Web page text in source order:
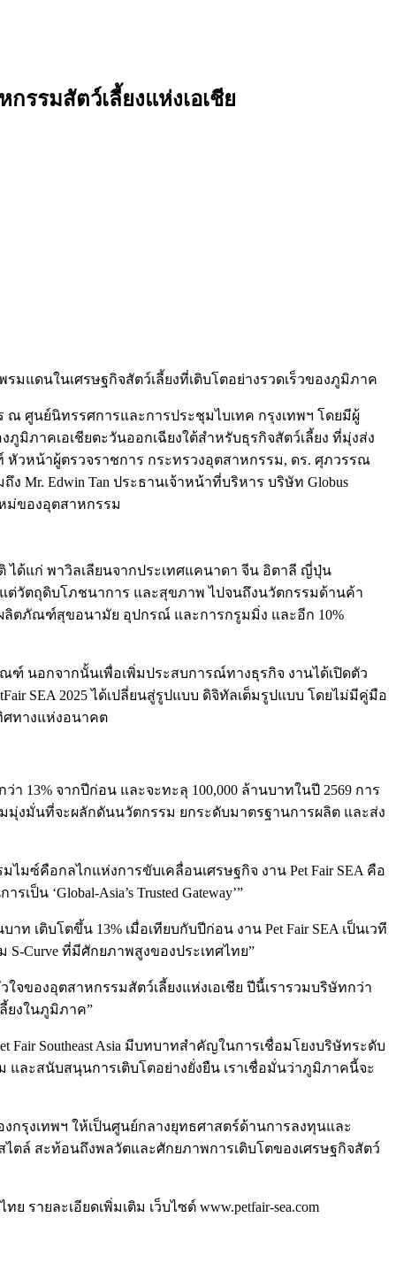
กรรมสัตว์เลี้ยงแห่งเอเชีย
แดนในเศรษฐกิจสัตว์เลี้ยงที่เติบโตอย่างรวดเร็วของภูมิภาค
าร ณ ศูนย์นิทรรศการและการประชุมไบเทค กรุงเทพฯ โดยมีผู้
มิภาคเอเชียตะวันออกเฉียงใต้สำหรับธุรกิจสัตว์เลี้ยง ที่มุ่งส่ง
หัวหน้าผู้ตรวจราชการ กระทรวงอุตสาหกรรม, ดร. ศุภวรรณ
Mr. Edwin Tan ประธานเจ้าหน้าที่บริหาร บริษัท Globus
ม่ของอุตสาหกรรม
ได้แก่ พาวิลเลียนจากประเทศแคนาดา จีน อิตาลี ญี่ปุ่น
ต่วัตถุดิบโภชนาการ และสุขภาพ ไปจนถึงนวัตกรรมด้านค้า
ลิตภัณฑ์สุขอนามัย อุปกรณ์ และการกรูมมิ่ง และอีก 10%
ณฑ์ นอกจากนั้นเพื่อเพิ่มประสบการณ์ทางธุรกิจ งานได้เปิดตัว
SEA 2025 ได้เปลี่ยนสู่รูปแบบ ดิจิทัลเต็มรูปแบบ โดยไม่มีคู่มือ
ศทางแห่งอนาคต
13% จากปีก่อน และจะทะลุ 100,000 ล้านบาทในปี 2569 การ
งมั่นที่จะผลักดันนวัตกรรม ยกระดับมาตรฐานการผลิต และส่ง
ซ์คือกลไกแห่งการขับเคลื่อนเศรษฐกิจ งาน Pet Fair SEA คือ
‘Global-Asia’s Trusted Gateway’”
เติบโตขึ้น 13% เมื่อเทียบกับปีก่อน งาน Pet Fair SEA เป็นเวที
Curve ที่มีศักยภาพสูงของประเทศไทย”
จของอุตสาหกรรมสัตว์เลี้ยงแห่งเอเชีย ปีนี้เรารวมบริษัทกว่า
ยงในภูมิภาค”
Fair Southeast Asia มีบทบาทสำคัญในการเชื่อมโยงบริษัทระดับ
และสนับสนุนการเติบโตอย่างยั่งยืน เราเชื่อมั่นว่าภูมิภาคนี้จะ
กรุงเทพฯ ให้เป็นศูนย์กลางยุทธศาสตร์ด้านการลงทุนและ
ตล์ สะท้อนถึงพลวัตและศักยภาพการเติบโตของเศรษฐกิจสัตว์
รายละเอียดเพิ่มเติม เว็บไซต์ www.petfair-sea.com